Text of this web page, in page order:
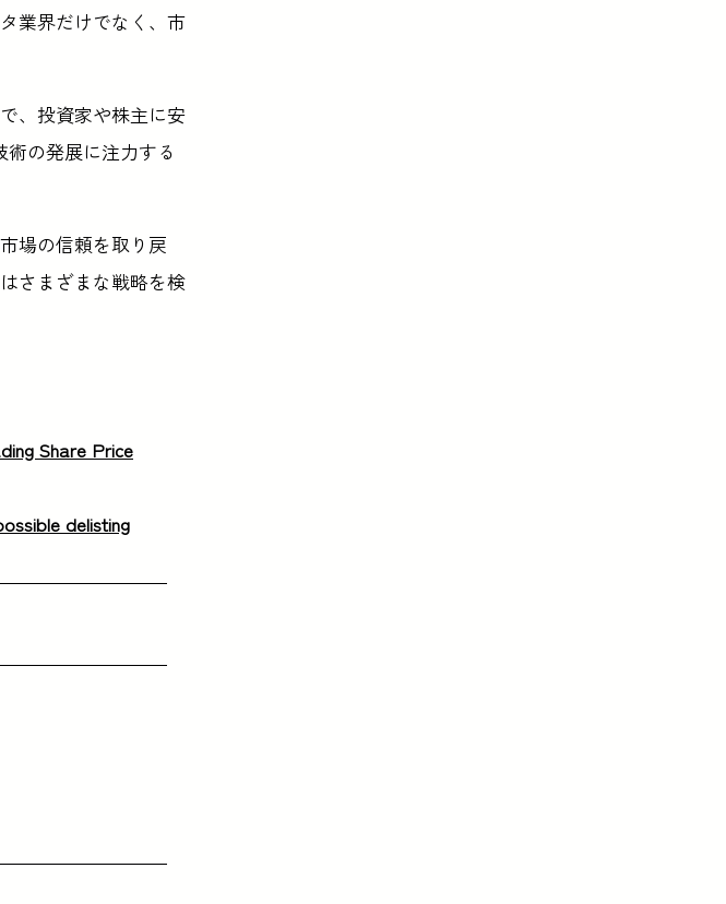
業界だけでなく、市
、投資家や株主に安
の発展に注力する
場の信頼を取り戻
さまざまな戦略を検
Share Price
delisting